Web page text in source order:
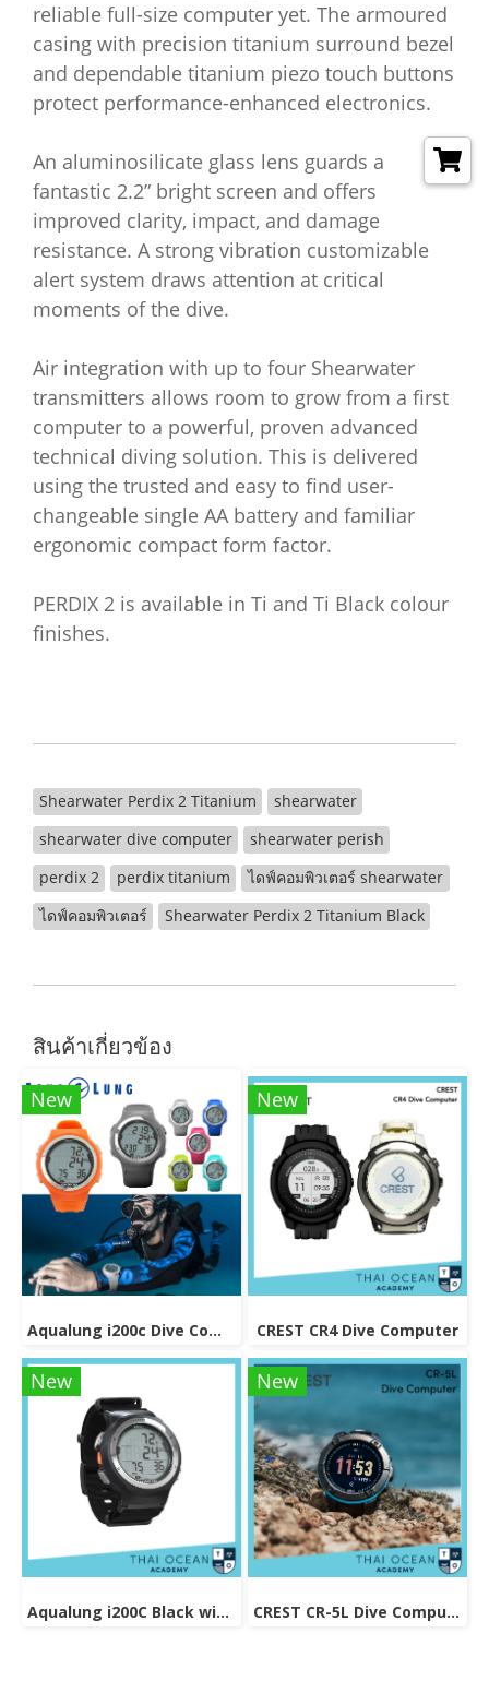
reliable full-size computer yet. The armoured
casing with precision titanium surround bezel
and dependable titanium piezo touch buttons
protect performance-enhanced electronics.
An aluminosilicate glass lens guards a
fantastic 2.2” bright screen and offers
improved clarity, impact, and damage
resistance. A strong vibration customizable
alert system draws attention at critical
moments of the dive.
Air integration with up to four Shearwater
transmitters allows room to grow from a first
computer to a powerful, proven advanced
technical diving solution. This is delivered
using the trusted and easy to find user-
changeable single AA battery and familiar
ergonomic compact form factor.
PERDIX 2 is available in Ti and Ti Black colour
finishes.
Shearwater Perdix 2 Titanium
shearwater
shearwater dive computer
shearwater perish
perdix 2
perdix titanium
ไดฟ์คอมพิวเตอร์ shearwater
ไดฟ์คอมพิวเตอร์
Shearwater Perdix 2 Titanium Black
สินค้าเกี่ยวข้อง
New
Aqualung i200c Dive Computer
New
CREST CR4 Dive Computer
New
Aqualung i200C Black with Nato Strap Dive Computer
New
CREST CR-5L Dive Computer